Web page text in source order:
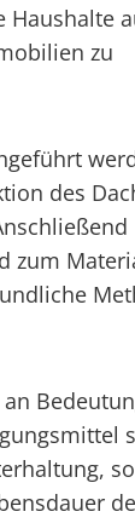
Haushalte
zu
des
zum